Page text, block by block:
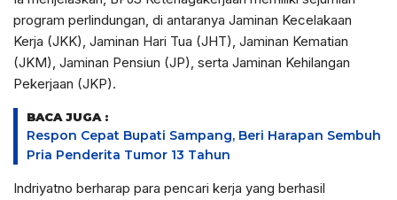
program perlindungan, di antaranya Jaminan Kecelakaan
Kerja (JKK), Jaminan Hari Tua (JHT), Jaminan Kematian
(JKM), Jaminan Pensiun (JP), serta Jaminan Kehilangan
Pekerjaan (JKP).
BACA JUGA :
Respon Cepat Bupati Sampang, Beri Harapan Sembuh
Pria Penderita Tumor 13 Tahun
Indriyatno berharap para pencari kerja yang berhasil